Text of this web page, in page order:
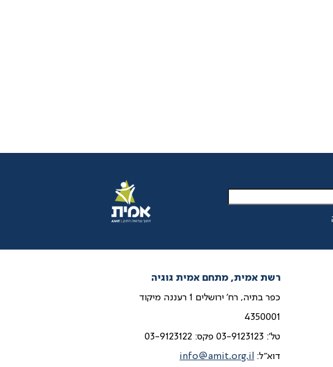
רשת אמית, מתחם אמית גוגיה
כפר בתיה, רח' ירושלים 1 רעננה מיקוד
4350001
טל': 03-9123123פקס: 03-9123122
דוא"ל:
info@amit.org.il